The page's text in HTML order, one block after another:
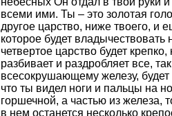
всеми ими. Ты – это золотая
другое царство, ниже твоего, и
которое будет
четвертое царство будет
разбивает и раздробляет все,
всесокрушающему железу,
что ты видел ноги и пальцы на
горшечной, а частью из железа,
в нем останется несколько